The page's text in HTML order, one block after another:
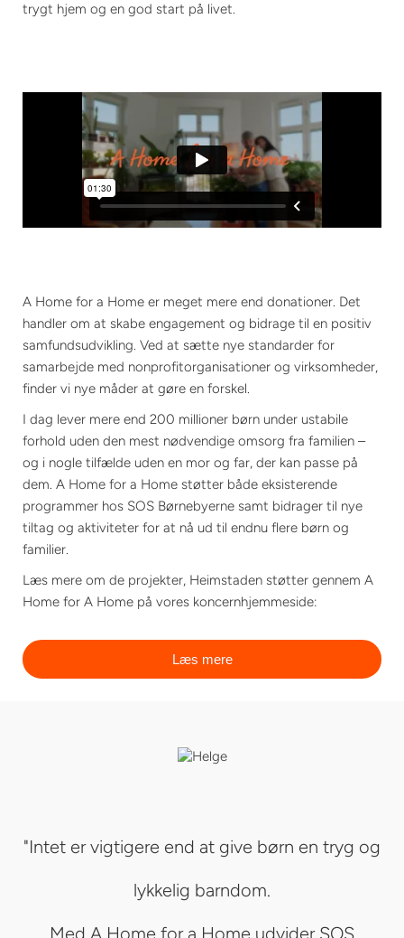
trygt hjem og en god start på livet.
A Home for a Home er meget mere end donationer. Det
handler om at skabe engagement og bidrage til en positiv
samfundsudvikling. Ved at sætte nye standarder for
samarbejde med nonprofitorganisationer og virksomheder,
finder vi nye måder at gøre en forskel.
I dag lever mere end 200 millioner børn under ustabile
forhold uden den mest nødvendige omsorg fra familien –
og i nogle tilfælde uden en mor og far, der kan passe på
dem. A Home for a Home støtter både eksisterende
programmer hos SOS Børnebyerne samt bidrager til nye
tiltag og aktiviteter for at nå ud til endnu flere børn og
familier.
Læs mere om de projekter, Heimstaden støtter gennem A
Home for A Home på vores koncernhjemmeside:
Læs mere
"Intet er vigtigere end at give børn en tryg og
lykkelig barndom.
Med A Home for a Home udvider SOS